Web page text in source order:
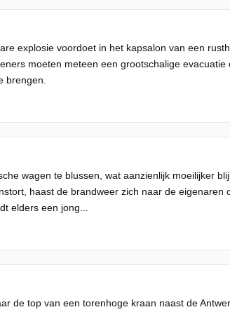
explosie voordoet in het kapsalon van een
moeten meteen een grootschalige evacuatie
brengen.
wagen te blussen, wat aanzienlijk moeilijker
haast de brandweer zich naar de eigenaren
elders een jong...
de top van een torenhoge kraan naast de